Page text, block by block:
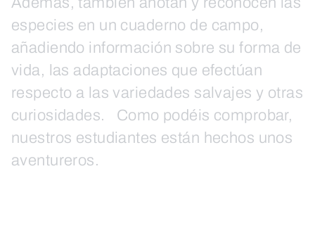
especies en un cuaderno de campo,
añadiendo información sobre su forma de
vida, las adaptaciones que efectúan
respecto a las variedades salvajes y otras
curiosidades. Como podéis comprobar,
nuestros estudiantes están hechos unos
aventureros.